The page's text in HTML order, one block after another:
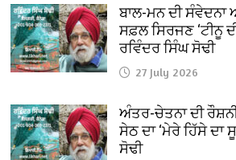
ਬਾਲ-ਮਨ ਦੀ ਸੰਵੇਦਨਾ
ਸਫ਼ਲ ਸਿਰਜਣ ‘ਟੀਨੂ
ਰਵਿੰਦਰ ਸਿੰਘ ਸੋਢੀ
27 July 2026
ਅੰਤਰ-ਚੇਤਨਾ ਦੀ ਰੌਸ਼ਨੀ
ਸੇਠ ਦਾ ‘ਮੇਰੇ ਹਿੱਸੇ ਦਾ
ਸੋਢੀ